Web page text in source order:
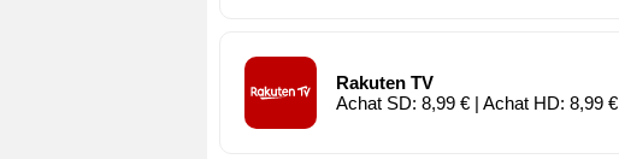
Rakuten TV
Achat SD: 8,99 € | Achat HD: 8,99 €